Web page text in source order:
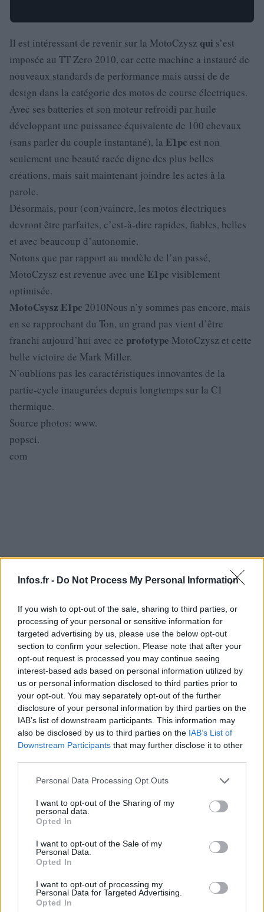
Infos.fr - Do Not Process My Personal Information
If you wish to opt-out of the sale, sharing to third parties, or
processing of your personal or sensitive information for
targeted advertising by us, please use the below opt-out
section to confirm your selection. Please note that after your
opt-out request is processed you may continue seeing
interest-based ads based on personal information utilized by
us or personal information disclosed to third parties prior to
your opt-out. You may separately opt-out of the further
disclosure of your personal information by third parties on the
IAB’s list of downstream participants. This information may
also be disclosed by us to third parties on the IAB’s List of
Downstream Participants that may further disclose it to other
Please note that this website/app uses one or more Google
not limited to your visit or usage behaviour. You may click to
grant or deny consent to Google and its third-party tags to
use your data for below specified purposes in below Google
consent section.
Personal Data Processing Opt Outs
I want to opt-out of the Sharing of my
personal data.
Opted In
I want to opt-out of the Sale of my
Personal Data.
Opted In
I want to opt-out of processing my
Personal Data for Targeted Advertising.
Opted In
Il est intéressant de revenir sur la MotoCzysz qui s’est
imposée au TT Zero 2010, car cette machine a instauré de
nouveaux standards de performance mais aussi de de
design dans la catégorie des motos de course électriques.
Avec ses batteries et son moteur refroidi par huile
développant une puissance équivalente de 100 chevaux
(sans parler du couple instantané), la E1pc est non
seulement une beauté racée digne des plus belles
créations, mais sait maintenant joindre les actes à la
parole.
Désormais, pour (con)vaincre, les motos électriques
devront être parfaites, c’est-à-dire rapides, fiables, belles
et avec beaucoup d’autonomie.
Notons que par rapport au modèle de l’an passé,
MotoCzysz est revenue avec une E1pc visiblement
optimisée.
MotoCsysz E1pc 2010Nous n’y sommes pas encore, mais
en se rapprochant du Ton, un grand pas vient d’être
franchi aujourd’hui avec ce prototype MotoCzysz et cette
belle victoire de Mark Miller.
N’oublions pas les caractéristiques innovantes de la
partie-cycle inaugurées depuis longtemps sur la C1
thermique.
Source photos: www.
popsci.
com
Infos.fr Unit